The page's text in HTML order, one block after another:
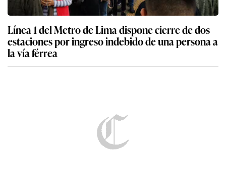
Línea 1 del Metro de Lima dispone cierre de dos
estaciones por ingreso indebido de una persona a
la vía férrea